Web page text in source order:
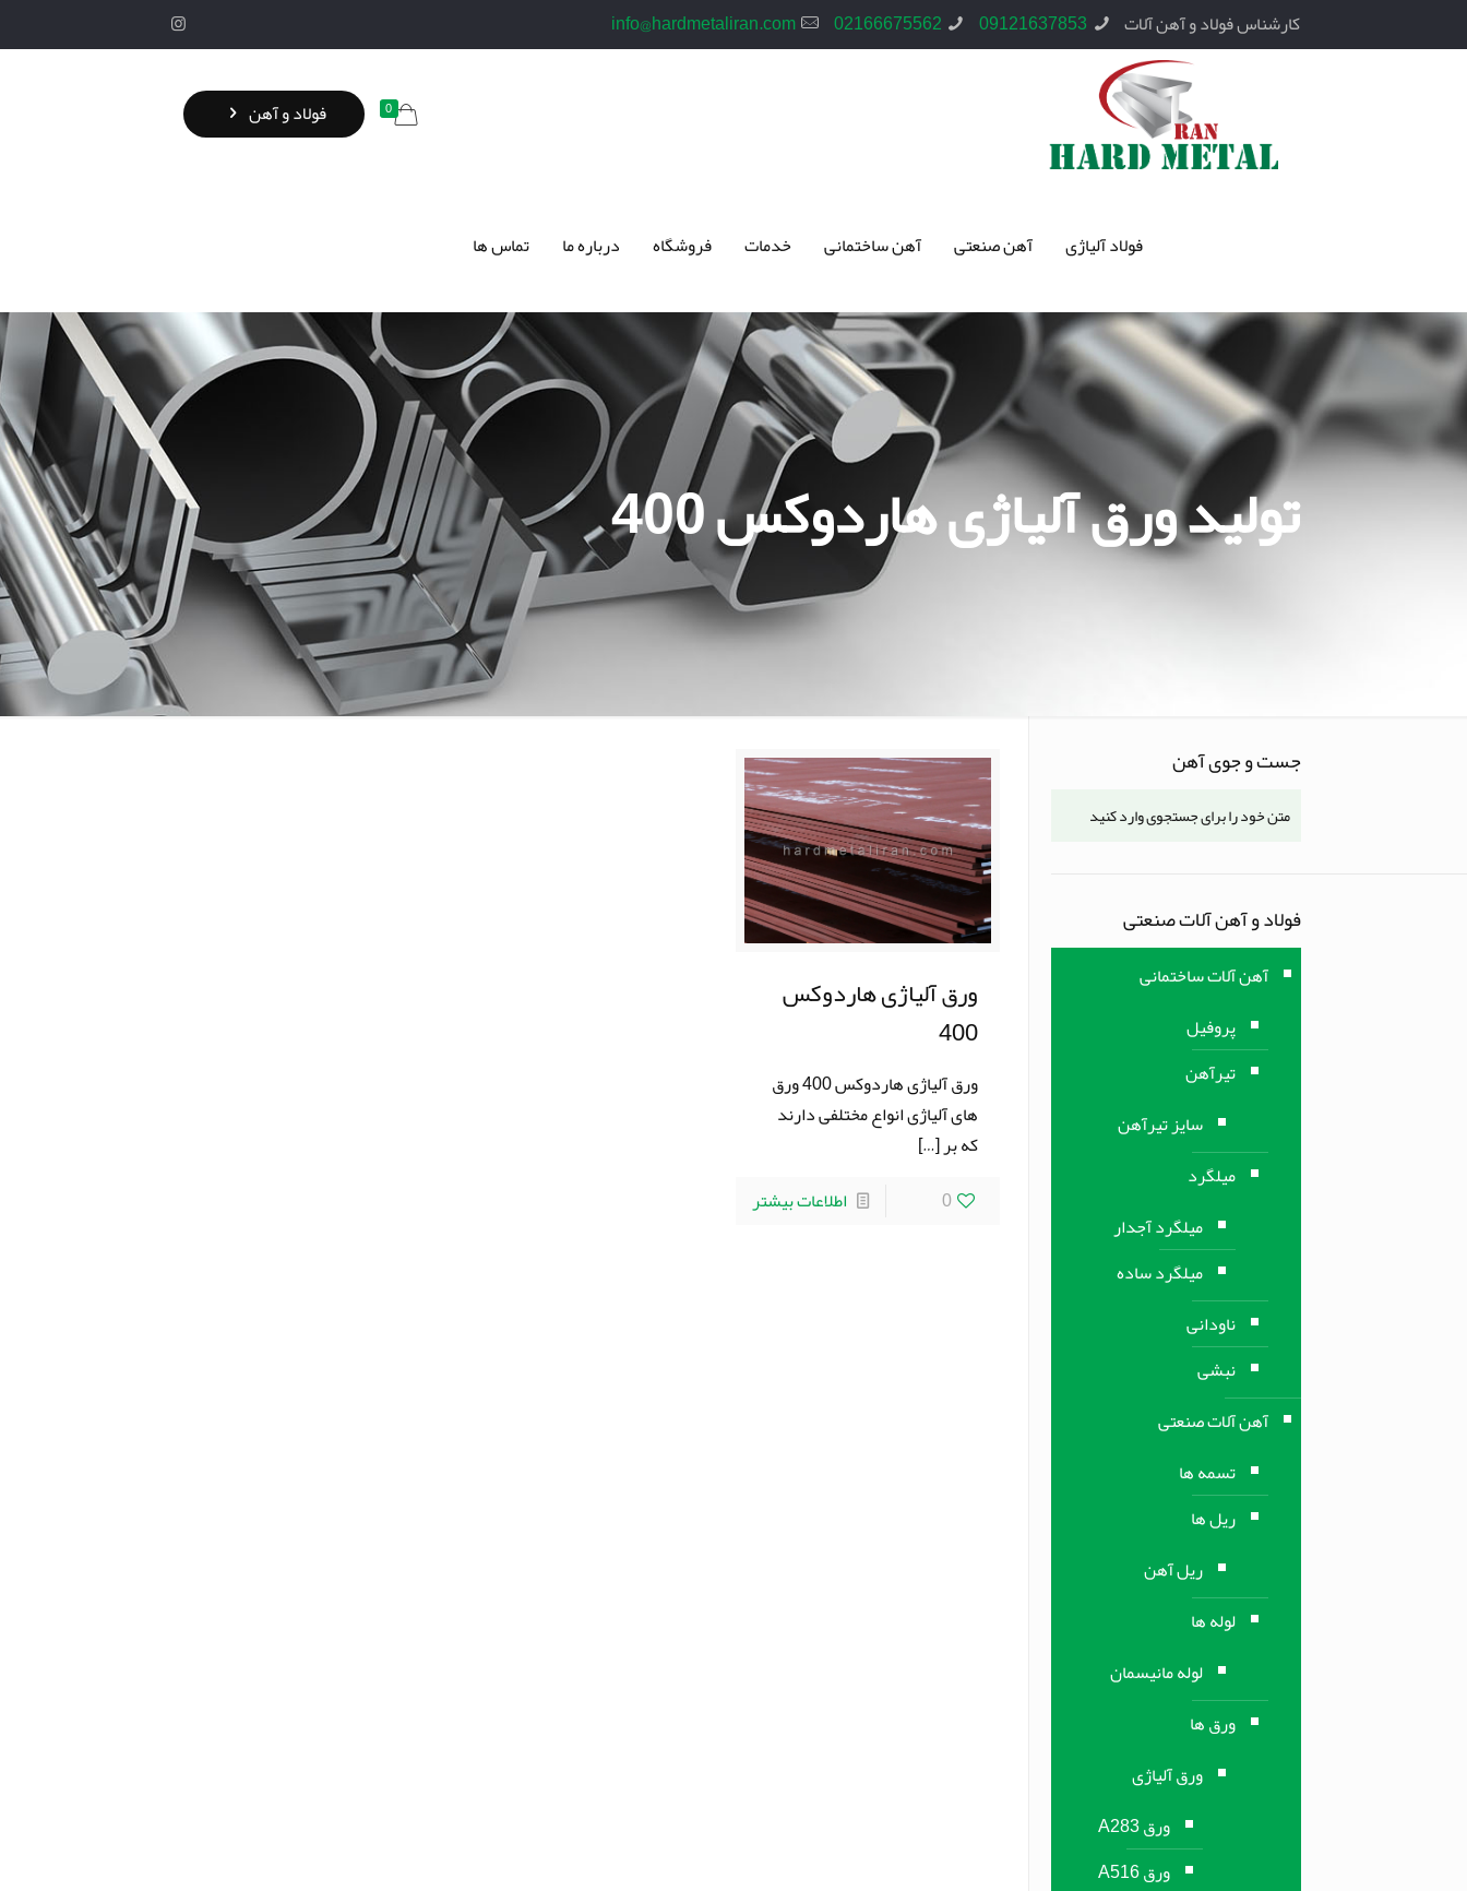
کارشناس فولاد و آهن آلات 09121637853
02166675562
info@hardmetaliran.com
فولاد آلیاژی آهن صنعتی آهن ساختمانی خدمات فروشگاه درباره ما تماس ها
0 فولاد و آهن
تولید ورق آلیاژی هاردوکس 400
ورق آلیاژی هاردوکس
400
ورق آلیاژی هاردوکس 400 ورق
های آلیاژی انواع مختلفی دارند
که بر[…]
0
اطلاعات بیشتر
جست و جوی آهن
فولاد و آهن آلات صنعتی
آهن آلات ساختمانی
پروفیل
تیرآهن
سایز تیرآهن
میلگرد
میلگرد آجدار
میلگرد ساده
ناودانی
نبشی
آهن آلات صنعتی
تسمه ها
ریل ها
ریل آهن
لوله ها
لوله مانیسمان
ورق ها
ورق آلیاژی
ورق A283
ورق A516